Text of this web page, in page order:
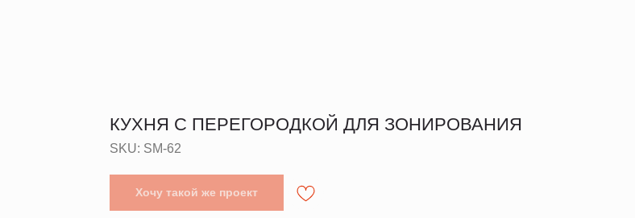
КУХНЯ С ПЕРЕГОРОДКОЙ ДЛЯ ЗОНИРОВАНИЯ
SKU: SM-62
Хочу такой же проект